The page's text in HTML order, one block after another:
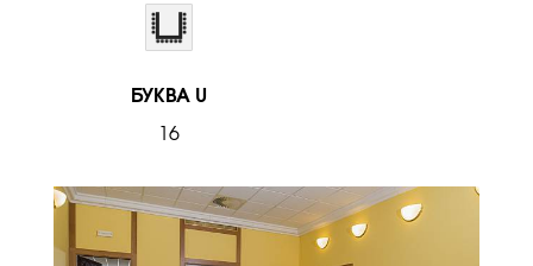
БУКВА U
16